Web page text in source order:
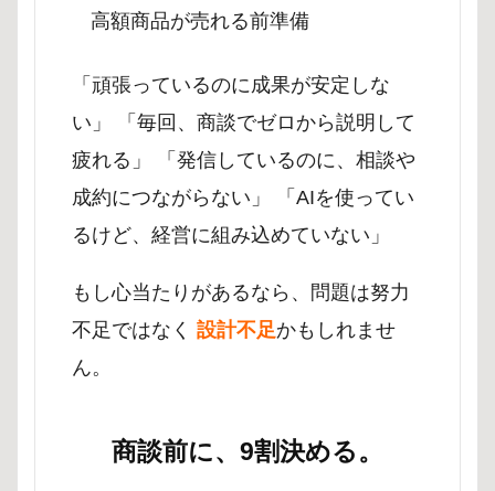
高額商品が売れる前準備
「頑張っているのに成果が安定しな
い」 「毎回、商談でゼロから説明して
疲れる」 「発信しているのに、相談や
成約につながらない」 「AIを使ってい
るけど、経営に組み込めていない」
もし心当たりがあるなら、問題は努力
不足ではなく 設計不足かもしれませ
ん。
商談前に、9割決める。